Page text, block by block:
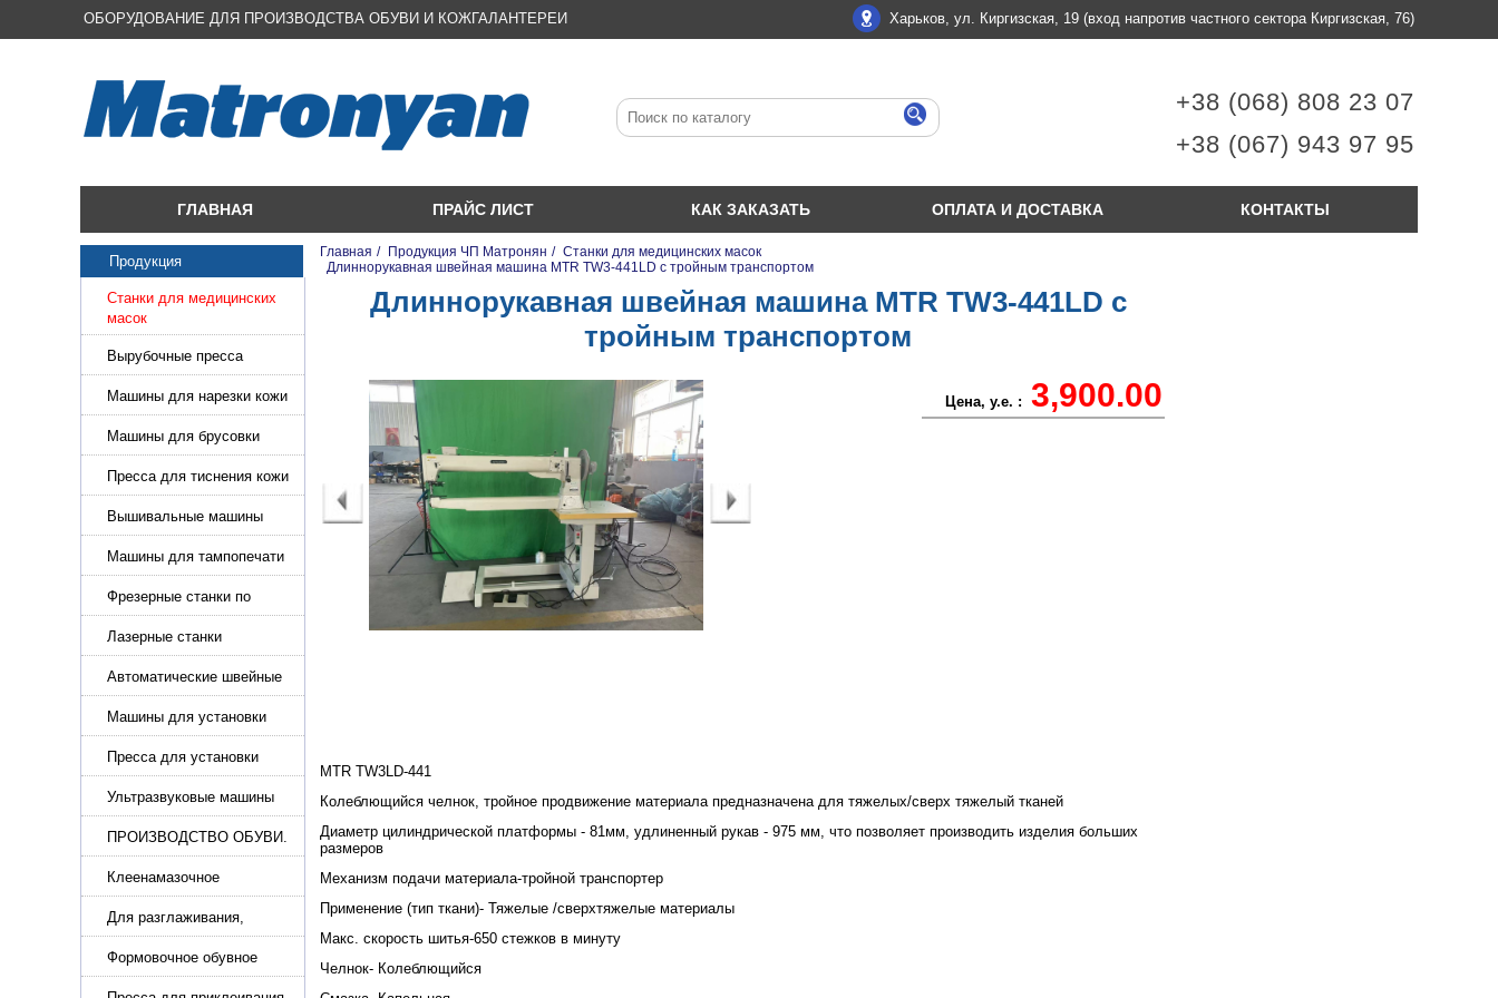
ОБОРУДОВАНИЕ ДЛЯ ПРОИЗВОДСТВА ОБУВИ И КОЖГАЛАНТЕРЕИ Харьков, ул. Киргизская, 19 (вход напротив частного сектора Киргизская, 76)
+38 (068) 808 23 07
+38 (067) 943 97 95
ГЛАВНАЯ ПРАЙС ЛИСТ КАК ЗАКАЗАТЬ ОПЛАТА И ДОСТАВКА КОНТАКТЫ
Продукция
Станки для медицинских
масок
Вырубочные пресса
Машины для нарезки кожи
и стропы
Машины для брусовки
кожи,меха,поролона
Пресса для тиснения кожи
Вышивальные машины
Машины для тампопечати
Фрезерные станки по
металлу
Лазерные станки
Автоматические швейные
машины с программным
управлением
Машины для установки
жемчуга, бусин, заклепок и
фурнитура
Пресса для установки
фурнитуры: блочка,
люверсы, петля
Ультразвуковые машины
для сварки
ПРОИЗВОДСТВО ОБУВИ.
Машины для изготовления
обуви
Клеенамазочное
оборудование и активаторы
клея
Для разглаживания,
разбивания и герметизации
шва
Формовочное обувное
оборудование
Главная / Продукция ЧП Матронян / Станки для медицинских масок
Длиннорукавная швейная машина MTR TW3-441LD с тройным транспортом
Длиннорукавная швейная машина MTR TW3-441LD с
тройным транспортом
Цена, у.е. : 3,900.00
MTR TW3LD-441
Колеблющийся челнок, тройное продвижение материала предназначена для тяжелых/сверх тяжелый тканей
Диаметр цилиндрической платформы - 81мм, удлиненный рукав - 975 мм, что позволяет производить изделия больших
размеров
Механизм подачи материала-тройной транспортер
Применение (тип ткани)- Тяжелые /сверхтяжелые материалы
Макс. скорость шитья-650 стежков в минуту
Челнок- Колеблющийся